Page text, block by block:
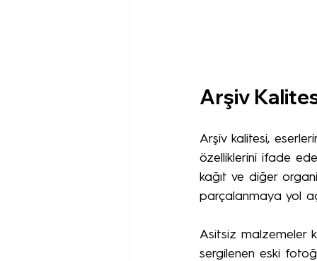
Arşiv
Arşiv kalitesi,
özelliklerini ifade
kağıt ve diğer
parçalanmaya yol
Asitsiz malzemeler
sergilenen eski